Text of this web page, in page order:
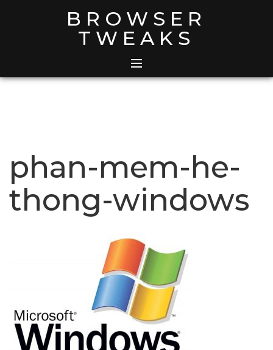
BROWSER
TWEAKS
phan-mem-he-
thong-windows